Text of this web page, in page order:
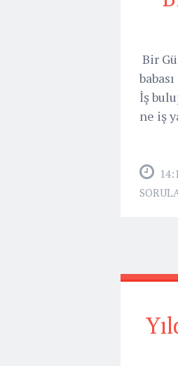
Bir
İş
ne iş